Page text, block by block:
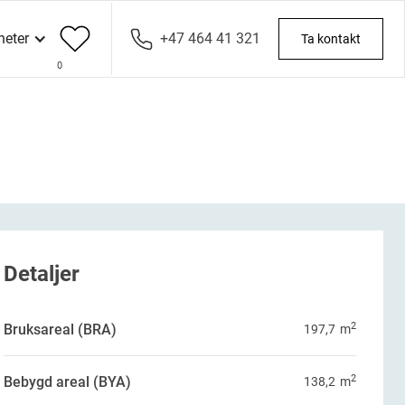
0
+47 464 41 321 Ta kontakt
Detaljer
Bruksareal (BRA) 197,7 m2
Bebygd areal (BYA) 138,2 m2